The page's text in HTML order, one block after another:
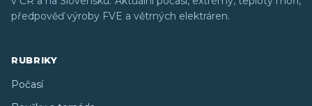
předpověď výroby FVE a větrných elektráren.
RUBRIKY
Počasí